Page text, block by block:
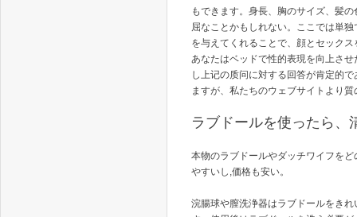
もできます。身長、胸のサイズ、髪
屈なことかもしれない。ここでは単
を与えてくれることで、顔とセック
あなたはベッドで性的表現を向上さ
し上记の质问に対する回答が肯定的
ますが、私たちのウェブサイトより
ラブドールを使ったら、
本物のラブドールやダッチワイフを
やすいし,価格も安い。
浣腸球や膣洗浄器はラブドールをき